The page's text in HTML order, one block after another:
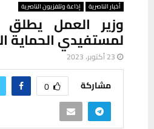
أخبار الناصرية إذاعة وتلفزيون الناصرية
وزير العمل يطلق
لمستفيدي الحماية
23 أكتوبر، 2023
مشاركة 0